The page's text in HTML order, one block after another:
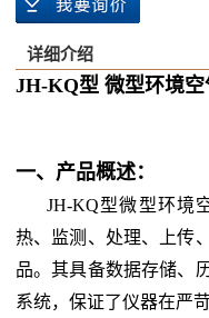
详细介绍
JH-KQ型 微型环境空
一、产品概述：
JH-KQ型微型环境
热、监测、处理、上传
品。其具备数据存储、
系统，保证了仪器在严